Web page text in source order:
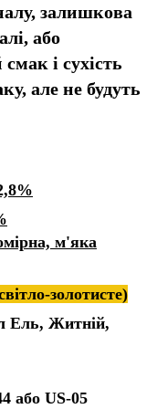
залишкова
або
і сухість
але не будуть
м'яка
золотисте)
Ель, Житній,
або US-05